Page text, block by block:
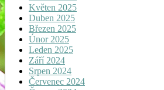
Květen 2025
Duben 2025
Březen 2025
Únor 2025
Leden 2025
Září 2024
Srpen 2024
Červenec 2024